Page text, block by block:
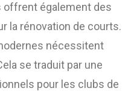
offrent également des
la rénovation de courts.
nécessitent
se traduit par une
pour les clubs de